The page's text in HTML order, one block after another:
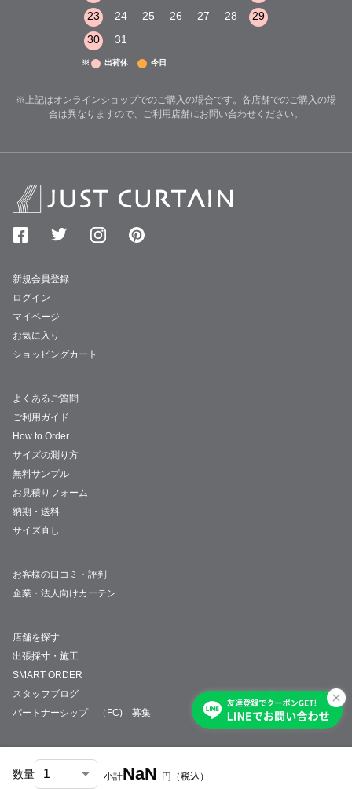
数量 小計NaN 円 （税込）
23
24 25 26 27 28
29
30
31
※ 出荷休 今日
※上記はオンラインショップでのご購入の場合です。各店舗でのご購入の場
合は異なりますので、ご利用店舗にお問い合わせください。
新規会員登録
ログイン
マイページ
お気に入り
ショッピングカート
よくあるご質問
ご利用ガイド
How to Order
サイズの測り方
無料サンプル
お見積りフォーム
納期・送料
サイズ直し
お客様の口コミ・評判
企業・法人向けカーテン
店舗を探す
出張採寸・施工
SMART ORDER
スタッフブログ
パートナーシップ （FC) 募集
会社概要 採用情報特定商取引法について